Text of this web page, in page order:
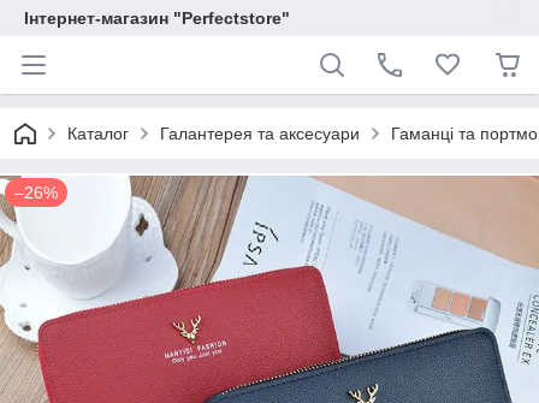
Інтернет-магазин "Perfectstore"
Каталог Галантерея та аксесуари Гаманці та
–26%